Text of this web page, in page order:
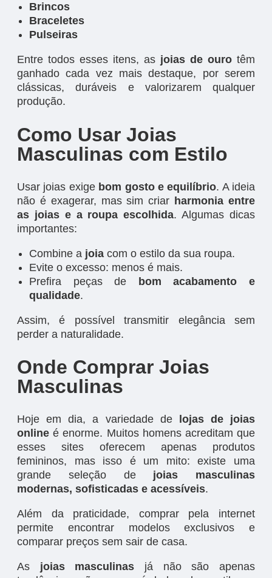
Brincos
Braceletes
Pulseiras
Entre todos esses itens, as joias de ouro têm
ganhado cada vez mais destaque, por serem
clássicas, duráveis e valorizarem qualquer
produção.
Como Usar Joias
Masculinas com Estilo
Usar joias exige bom gosto e equilíbrio. A ideia
não é exagerar, mas sim criar harmonia entre
as joias e a roupa escolhida. Algumas dicas
importantes:
Combine a joia com o estilo da sua roupa.
Evite o excesso: menos é mais.
Prefira peças de bom acabamento e
qualidade.
Assim, é possível transmitir elegância sem
perder a naturalidade.
Onde Comprar Joias
Masculinas
Hoje em dia, a variedade de lojas de joias
online é enorme. Muitos homens acreditam que
esses sites oferecem apenas produtos
femininos, mas isso é um mito: existe uma
grande seleção de joias masculinas
modernas, sofisticadas e acessíveis.
Além da praticidade, comprar pela internet
permite encontrar modelos exclusivos e
comparar preços sem sair de casa.
As joias masculinas já não são apenas